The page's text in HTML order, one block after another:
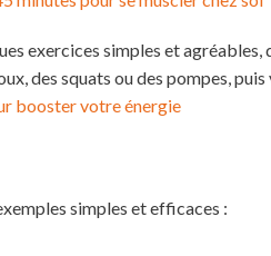
exercices simples et agréables,
des squats ou des pompes,
booster votre énergie
simples et efficaces :